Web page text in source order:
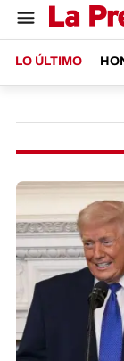
LO ÚLTIMO